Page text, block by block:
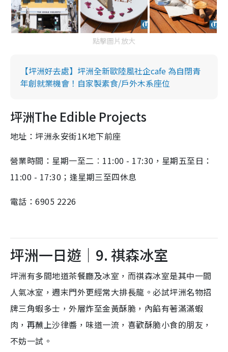
點擊圖片放大
【坪洲好去處】坪洲全新歐陸風社企cafe 為自閉青
年創就業機會！自家製素食/戶外木系座位
坪洲The Edible Projects
地址：坪洲永安街1K地下前座
營業時間：星期一至二︰11:00 - 17:30，星期五至日：
11:00 - 17:30；逢星期三至四休息
電話：6905 2226
坪洲一日遊｜9. 祺森冰室
坪洲有多間地道茶餐廳及冰室，而祺森冰室是其中一間
人氣冰室，週末門外更經常大排長龍。必試坪洲名物招
牌三角蝦多士，外層炸至金黃酥脆，內餡有著滿滿蝦
肉，再蘸上沙律醬，味道一流，喜歡酥脆小食的朋友，
不妨一試。